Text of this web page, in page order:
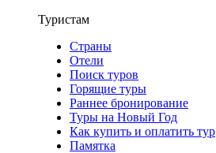
Туристам
Страны
Отели
Поиск туров
Горящие туры
Раннее бронирование
Туры на Новый Год
Как купить и оплатить тур
Памятка